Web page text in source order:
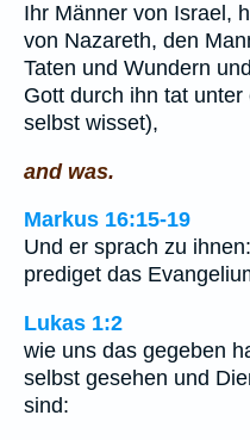
Ihr Männer von Israel,
von Nazareth, den
Taten und Wundern
Gott durch ihn tat
selbst wisset),
and was.
Markus 16:15-19
Und er sprach zu
prediget das
Lukas 1:2
wie uns das gegeben
selbst gesehen und
sind: